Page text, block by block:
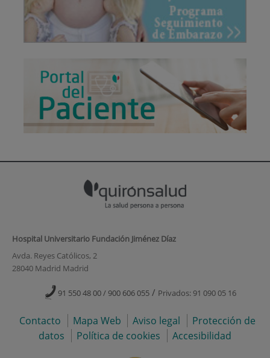
Hospital Universitario Fundación Jiménez Díaz
Avda. Reyes Católicos, 2
28040 Madrid Madrid
91 550 48 00 / 900 606 055 / Privados: 91 090 05 16
Contacto Mapa Web Aviso legal
Protección de
datos
Política de cookies Accesibilidad